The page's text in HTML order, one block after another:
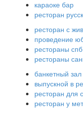
караоке бар
ресторан
ресторан с
проведение
рестораны спб
рестораны
банкетный зал
выпускной в
ресторан для
ресторан у